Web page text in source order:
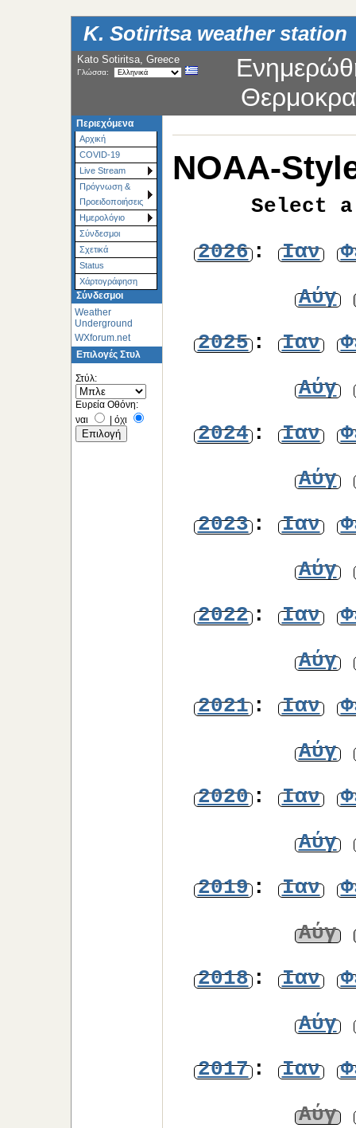
K. Sotiritsa weather station
Kato Sotiritsa, Greece
Γλώσσα:
Περιεχόμενα
Αρχική
COVID-19
Live Stream
Πρόγνωση &
Προειδοποιήσεις
Ημερολόγιο
Σύνδεσμοι
Σχετικά
Status
Χάρτoγράφηση
Σύνδεσμοι
Weather
Underground
WXforum.net
Επιλογές Στυλ
Στύλ:
Ευρεία Οθόνη:
ναι
| όχι
NOAA-
Select
2026: Ιαν
Αύγ
2025: Ιαν
Αύγ
2024: Ιαν
Αύγ
2023: Ιαν
Αύγ
2022: Ιαν
Αύγ
2021: Ιαν
Αύγ
2020: Ιαν
Αύγ
2019: Ιαν
Αύγ
2018: Ιαν
Αύγ
2017: Ιαν
Αύγ